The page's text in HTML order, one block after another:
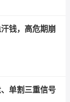
钱，高危期崩
单割三重信号